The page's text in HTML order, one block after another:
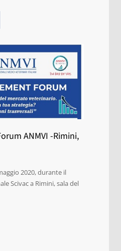
ANMVI -Rimini,
2020, durante il
Scivac a Rimini, sala del